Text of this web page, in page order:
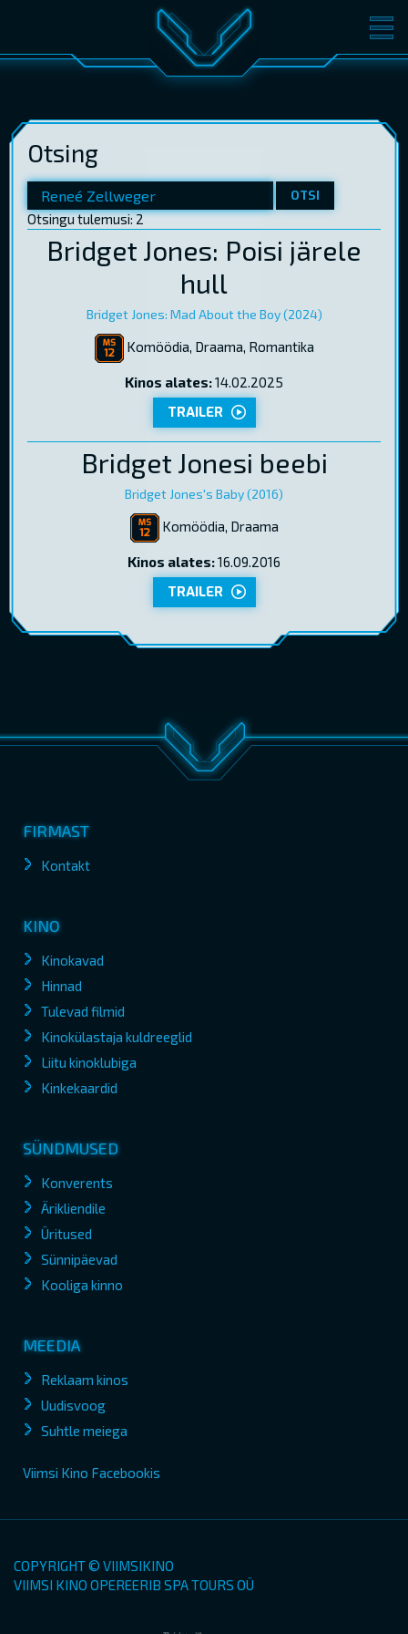
FILMID PILETID
KONVERENTS
KINKEKAARDID
Otsing
OTSI
Otsingu tulemusi: 2
Bridget Jones: Poisi järele
hull
Bridget Jones: Mad About the Boy (2024)
Komöödia, Draama, Romantika
Kinos alates:14.02.2025
TRAILER
Bridget Jonesi beebi
Bridget Jones's Baby (2016)
Komöödia, Draama
Kinos alates:16.09.2016
TRAILER
FIRMAST
Kontakt
KINO
Kinokavad
Hinnad
Tulevad filmid
Kinokülastaja kuldreeglid
Liitu kinoklubiga
Kinkekaardid
SÜNDMUSED
Konverents
Ärikliendile
Üritused
Sünnipäevad
Kooliga kinno
MEEDIA
Reklaam kinos
Uudisvoog
Suhtle meiega
Viimsi Kino Facebookis
COPYRIGHT © VIIMSIKINO
VIIMSI KINO OPEREERIB SPA TOURS OÜ